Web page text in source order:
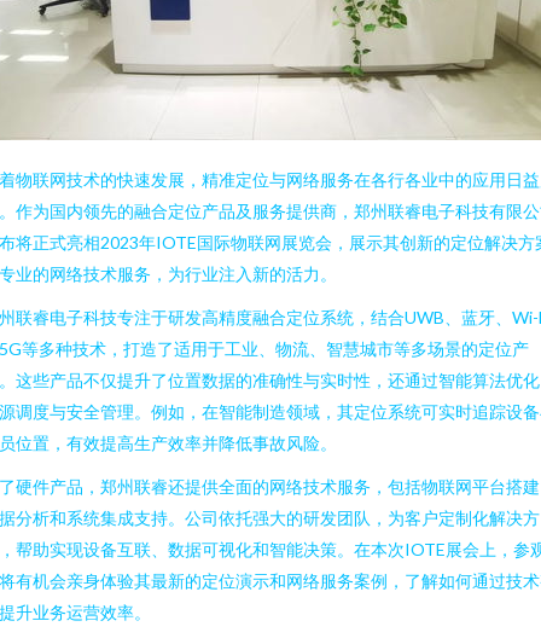
物联网技术的快速发展，精准定位与网络服务在各行各业中的应用日
作为国内领先的融合定位产品及服务提供商，郑州联睿电子科技有限
将正式亮相2023年IOTE国际物联网展览会，展示其创新的定位解决方
业的网络技术服务，为行业注入新的活力。
联睿电子科技专注于研发高精度融合定位系统，结合UWB、蓝牙、Wi-
等多种技术，打造了适用于工业、物流、智慧城市等多场景的定位产
这些产品不仅提升了位置数据的准确性与实时性，还通过智能算法优
调度与安全管理。例如，在智能制造领域，其定位系统可实时追踪设
位置，有效提高生产效率并降低事故风险。
硬件产品，郑州联睿还提供全面的网络技术服务，包括物联网平台搭
分析和系统集成支持。公司依托强大的研发团队，为客户定制化解决方
帮助实现设备互联、数据可视化和智能决策。在本次IOTE展会上，参
有机会亲身体验其最新的定位演示和网络服务案例，了解如何通过技
升业务运营效率。